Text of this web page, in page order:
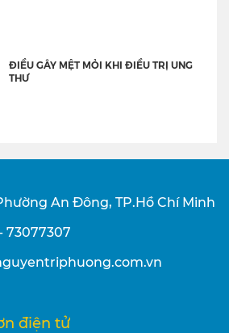
ĐIỀU GÂY MỆT MỎI KHI ĐIỀU TRỊ UNG
THƯ
An Đông, TP.Hồ Chí Minh
73077307
điện tử